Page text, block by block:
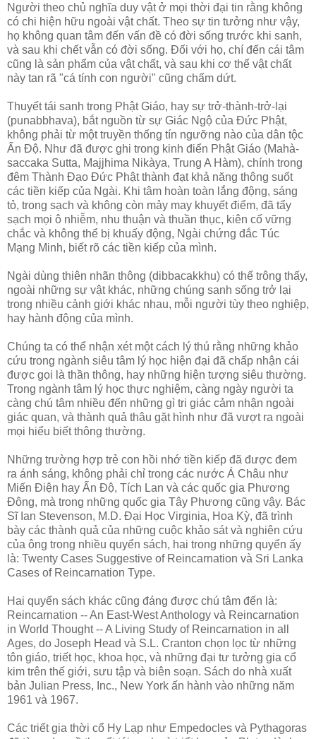
Người theo chủ nghĩa duy vật ở mọi thời đại tin rằng không
có chi hiện hữu ngoài vật chất. Theo sự tin tưởng như vậy,
họ không quan tâm đến vấn đề có đời sống trước khi sanh,
và sau khi chết vẫn có đời sống. Ðối với họ, chí đến cái tâm
cũng là sản phẩm của vật chất, và sau khi cơ thể vật chất
này tan rã "cá tính con người" cũng chấm dứt.
Thuyết tái sanh trong Phật Giáo, hay sự trở-thành-trở-lại
(punabbhava), bắt nguồn từ sự Giác Ngộ của Ðức Phật,
không phải từ một truyền thống tín ngưỡng nào của dân tộc
Ấn Ðộ. Như đã được ghi trong kinh điển Phật Giáo (Mahà-
saccaka Sutta, Majjhima Nikàya, Trung A Hàm), chính trong
đêm Thành Ðạo Ðức Phật thành đạt khả năng thông suốt
các tiền kiếp của Ngài. Khi tâm hoàn toàn lắng động, sáng
tỏ, trong sạch và không còn mảy may khuyết điểm, đã tẩy
sạch mọi ô nhiễm, nhu thuận và thuần thục, kiên cố vững
chắc và không thể bị khuấy động, Ngài chứng đắc Túc
Mạng Minh, biết rõ các tiền kiếp của mình.
Ngài dùng thiên nhãn thông (dibbacakkhu) có thể trông thấy,
ngoài những sự vật khác, những chúng sanh sống trở lại
trong nhiều cảnh giới khác nhau, mỗi người tùy theo nghiệp,
hay hành động của mình.
Chúng ta có thể nhận xét một cách lý thú rằng những khảo
cứu trong ngành siêu tâm lý học hiện đại đã chấp nhận cái
được gọi là thần thông, hay những hiện tượng siêu thường.
Trong ngành tâm lý học thực nghiệm, càng ngày người ta
càng chú tâm nhiều đến những gì tri giác cảm nhận ngoài
giác quan, và thành quả thâu gặt hình như đã vượt ra ngoài
mọi hiểu biết thông thường.
Những trường hợp trẻ con hồi nhớ tiền kiếp đã được đem
ra ánh sáng, không phải chỉ trong các nước Á Châu như
Miến Ðiện hay Ấn Ðộ, Tích Lan và các quốc gia Phương
Ðông, mà trong những quốc gia Tây Phương cũng vậy. Bác
Sĩ Ian Stevenson, M.D. Ðại Học Virginia, Hoa Kỳ, đã trình
bày các thành quả của những cuộc khảo sát và nghiên cứu
của ông trong nhiều quyển sách, hai trong những quyển ấy
là: Twenty Cases Suggestive of Reincarnation và Sri Lanka
Cases of Reincarnation Type.
Hai quyển sách khác cũng đáng được chú tâm đến là:
Reincarnation -- An East-West Anthology và Reincarnation
in World Thought -- A Living Study of Reincarnation in all
Ages, do Joseph Head và S.L. Cranton chọn lọc từ những
tôn giáo, triết học, khoa học, và những đại tư tưởng gia cổ
kim trên thế giới, sưu tập và biên soạn. Sách do nhà xuất
bản Julian Press, Inc., New York ấn hành vào những năm
1961 và 1967.
Các triết gia thời cổ Hy Lạp như Empedocles và Pythagoras